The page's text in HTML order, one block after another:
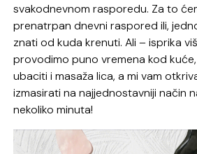
svakodnevnom rasporedu. Za to
prenatrpan dnevni raspored ili,
znati od kuda krenuti. Ali – isprika
provodimo puno vremena kod
ubaciti i masaža lica, a mi vam
izmasirati na najjednostavniji način
nekoliko minuta!